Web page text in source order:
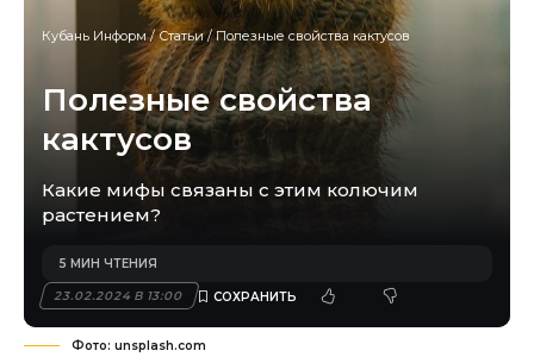
Кубань Информ/Статьи/Полезные свойства кактусов
Полезные свойства
кактусов
Какие мифы связаны с этим колючим
растением?
23.02.2024 В 13:00
5 МИН ЧТЕНИЯ
Фото: unsplash.com